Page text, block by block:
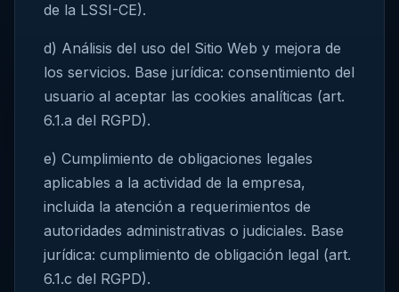
de la LSSI-CE).
d) Análisis del uso del Sitio Web y mejora de
los servicios. Base jurídica: consentimiento del
usuario al aceptar las cookies analíticas (art.
6.1.a del RGPD).
e) Cumplimiento de obligaciones legales
aplicables a la actividad de la empresa,
incluida la atención a requerimientos de
autoridades administrativas o judiciales. Base
jurídica: cumplimiento de obligación legal (art.
6.1.c del RGPD).